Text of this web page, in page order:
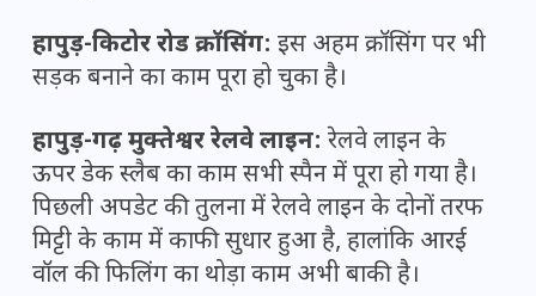
हापुड़-किटोर रोड क्रॉसिंग: इस अहम क्रॉसिंग पर भी
सड़क बनाने का काम पूरा हो चुका है।
हापुड़-गढ़ मुक्तेश्वर रेलवे लाइन: रेलवे लाइन के
ऊपर डेक स्लैब का काम सभी स्पैन में पूरा हो गया है।
पिछली अपडेट की तुलना में रेलवे लाइन के दोनों तरफ
मिट्टी के काम में काफी सुधार हुआ है, हालांकि आरई
वॉल की फिलिंग का थोड़ा काम अभी बाकी है।